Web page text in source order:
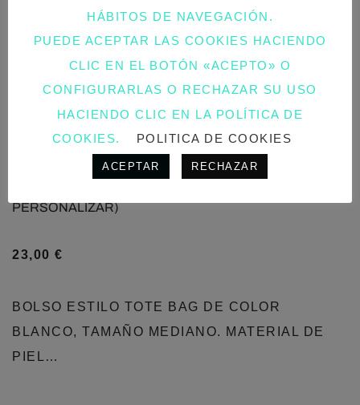
PERSONALIZAR)
23,00 €
BOLSO ESTILO TOTE BAG DE COLOR
BLANCO, TAMAÑO MEDIANO. MATERIAL DE
PIEL…
HÁBITOS DE NAVEGACIÓN.
PUEDE ACEPTAR LAS COOKIES HACIENDO
CLIC EN EL BOTÓN «ACEPTO» O
CONFIGURARLAS O RECHAZAR SU USO
HACIENDO CLIC EN LA POLÍTICA DE
COOKIES.
POLITICA DE COOKIES
ACEPTAR RECHAZAR